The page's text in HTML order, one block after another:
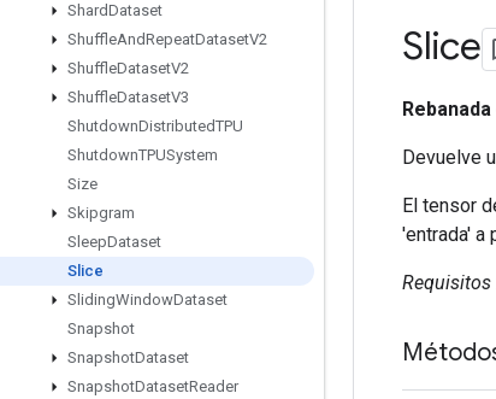
ShardDataset
ShuffleAndRepeatDatasetV2
ShuffleDatasetV2
ShuffleDatasetV3
ShutdownDistributedTPU
ShutdownTPUSystem
Size
Skipgram
SleepDataset
Slice
SlidingWindowDataset
Snapshot
SnapshotDataset
SnapshotDatasetReader
Slice
Rebanada
Devuelve
El tensor
'entrada' a
Requisitos